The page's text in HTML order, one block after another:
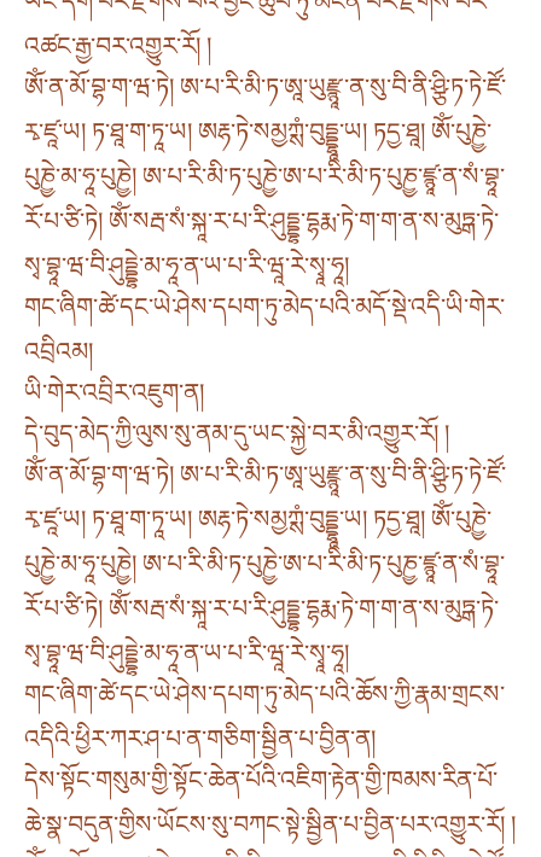
འཚང་རྒྱ་བར་འགྱུར་རོ། །
ཨོཾ་ན་མོ་བྷ་ག་ཝ་ཏེ། ཨ་པ་རི་མི་ཏ་ཨཱ་ཡུརྫྙཱ་ན་སུ་བི་ནི་ཤྩི་ཏ་ཏེ་ཛོ་
རྭ་ཛཱ་ཡ། ཏ་ཐཱ་ག་ཏཱ་ཡ། ཨརྷ་ཏེ་སམྱཀྶཾ་བུདྡྷཱ་ཡ། ཏདྱ་ཐཱ། ཨོཾ་པུཎྱེ་
པུཎྱེ་མ་ཧཱ་པུཎྱེ། ཨ་པ་རི་མི་ཏ་པུཎྱེ་ཨ་པ་རི་མི་ཏ་པུཎྱ་ཛྙཱ་ན་སཾ་བྷཱ་
རོ་པ་ཙི་ཏེ། ཨོཾ་སརྦ་སཾ་སྐཱ་ར་པ་རི་ཤུདྡྷ་དྷརྨ་ཏེ་ག་ག་ན་ས་མུཏྒ་ཏེ་
སྭ་བྷཱ་ཝ་བི་ཤུདྡྷེ་མ་ཧཱ་ན་ཡ་པ་རི་ཝཱ་རེ་སྭཱ་ཧཱ།
གང་ཞིག་ཚེ་དང་ཡེ་ཤེས་དཔག་ཏུ་མེད་པའི་མདོ་སྡེ་འདི་ཡི་གེར་
འབྲིའམ།
ཡི་གེར་འབྲིར་འཇུག་ན།
དེ་བུད་མེད་ཀྱི་ལུས་སུ་ནམ་དུ་ཡང་སྐྱེ་བར་མི་འགྱུར་རོ། །
ཨོཾ་ན་མོ་བྷ་ག་ཝ་ཏེ། ཨ་པ་རི་མི་ཏ་ཨཱ་ཡུརྫྙཱ་ན་སུ་བི་ནི་ཤྩི་ཏ་ཏེ་ཛོ་
རྭ་ཛཱ་ཡ། ཏ་ཐཱ་ག་ཏཱ་ཡ། ཨརྷ་ཏེ་སམྱཀྶཾ་བུདྡྷཱ་ཡ། ཏདྱ་ཐཱ། ཨོཾ་པུཎྱེ་
པུཎྱེ་མ་ཧཱ་པུཎྱེ། ཨ་པ་རི་མི་ཏ་པུཎྱེ་ཨ་པ་རི་མི་ཏ་པུཎྱ་ཛྙཱ་ན་སཾ་བྷཱ་
རོ་པ་ཙི་ཏེ། ཨོཾ་སརྦ་སཾ་སྐཱ་ར་པ་རི་ཤུདྡྷ་དྷརྨ་ཏེ་ག་ག་ན་ས་མུཏྒ་ཏེ་
སྭ་བྷཱ་ཝ་བི་ཤུདྡྷེ་མ་ཧཱ་ན་ཡ་པ་རི་ཝཱ་རེ་སྭཱ་ཧཱ།
གང་ཞིག་ཚེ་དང་ཡེ་ཤེས་དཔག་ཏུ་མེད་པའི་ཆོས་ཀྱི་རྣམ་གྲངས་
འདིའི་ཕྱིར་ཀར་ཤ་པ་ན་གཅིག་སྦྱིན་པ་བྱིན་ན།
དེས་སྟོང་གསུམ་གྱི་སྟོང་ཆེན་པོའི་འཇིག་རྟེན་གྱི་ཁམས་རིན་པོ་
ཆེ་སྣ་བདུན་གྱིས་ཡོངས་སུ་བཀང་སྟེ་སྦྱིན་པ་བྱིན་པར་འགྱུར་རོ། །